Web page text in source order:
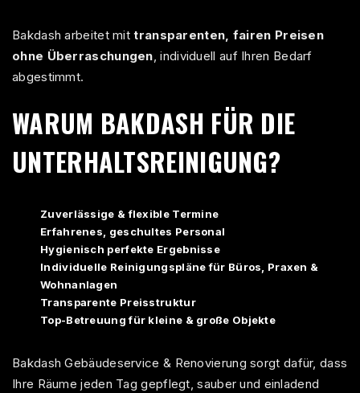
Bakdash arbeitet mittransparenten, fairen Preisen
ohne Überraschungen, individuell auf Ihren Bedarf
abgestimmt.
WARUM BAKDASH FÜR DIE
UNTERHALTSREINIGUNG?
Zuverlässige & flexible Termine
Erfahrenes, geschultes Personal
Hygienisch perfekte Ergebnisse
Individuelle Reinigungspläne für Büros, Praxen &
Wohnanlagen
Transparente Preisstruktur
Top-Betreuung für kleine & große Objekte
Bakdash Gebäudeservice & Renovierung sorgt dafür, dass
Ihre Räume jeden Tag gepflegt, sauber und einladend